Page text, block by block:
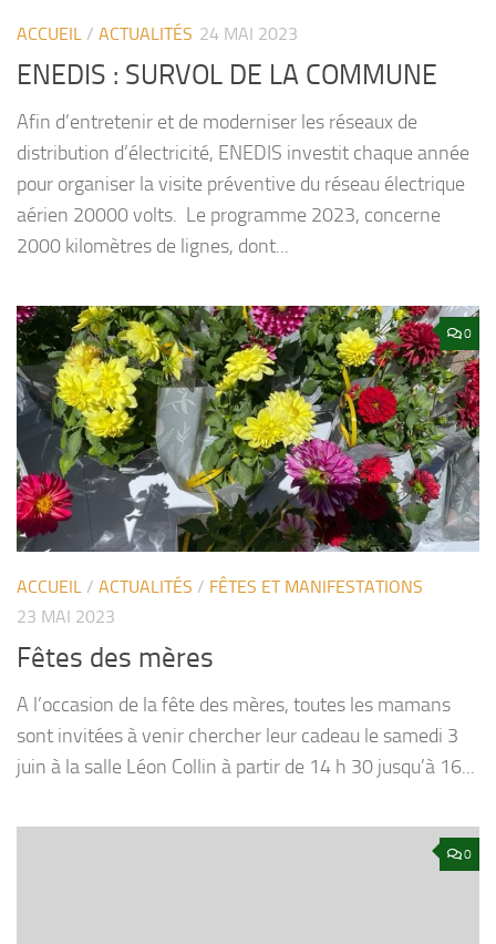
ACCUEIL / ACTUALITÉS 24 MAI 2023
ENEDIS : SURVOL DE LA COMMUNE
Afin d’entretenir et de moderniser les réseaux de
distribution d’électricité, ENEDIS investit chaque année
pour organiser la visite préventive du réseau électrique
aérien 20000 volts. Le programme 2023, concerne
2000 kilomètres de lignes, dont...
0
ACCUEIL / ACTUALITÉS / FÊTES ET MANIFESTATIONS
23 MAI 2023
Fêtes des mères
A l’occasion de la fête des mères, toutes les mamans
sont invitées à venir chercher leur cadeau le samedi 3
juin à la salle Léon Collin à partir de 14 h 30 jusqu’à 16...
0